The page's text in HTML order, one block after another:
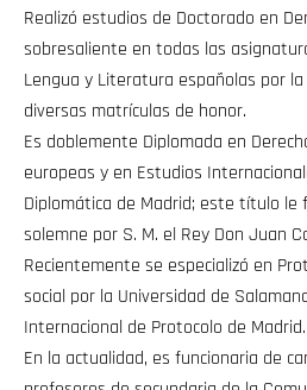
Realizó estudios de Doctorado en
sobresaliente en todas las
Lengua y Literatura españolas por la
diversas matrículas de honor.
Es doblemente Diplomada en
europeas y en Estudios
Diplomática de Madrid; este título
solemne por S. M. el Rey Don Juan
Recientemente se especializó en
social por la Universidad de
Internacional de Protocolo de Madrid.
En la actualidad, es funcionaria de